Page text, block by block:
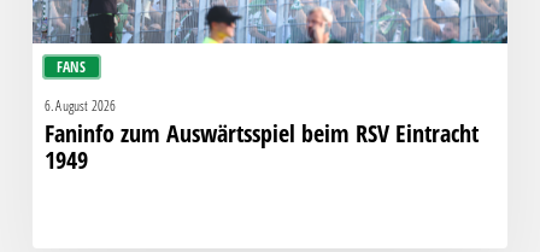
FANS
6. August 2026
Faninfo zum Auswärtsspiel beim RSV Eintracht
1949